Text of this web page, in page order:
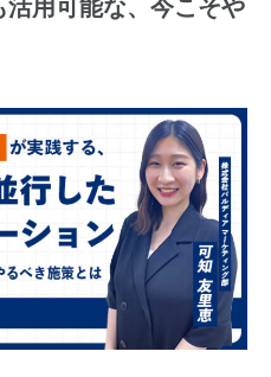
用可能な、今こそや